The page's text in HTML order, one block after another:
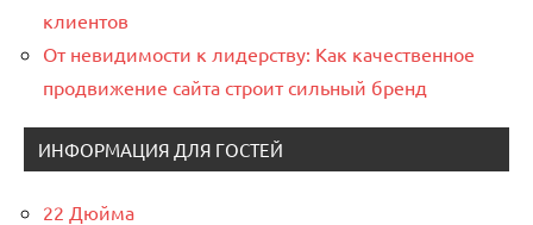
клиентов
От невидимости к лидерству: Как качественное
продвижение сайта строит сильный бренд
ИНФОРМАЦИЯ ДЛЯ ГОСТЕЙ
22 Дюйма